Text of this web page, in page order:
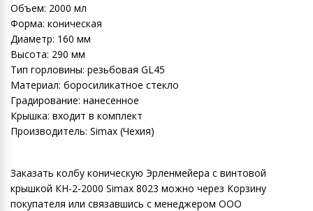
Объем: 2000 мл
Форма: коническая
Диаметр: 160 мм
Высота: 290 мм
Тип горловины: резьбовая GL45
Материал: боросиликатное стекло
Градирование: нанесенное
Крышка: входит в комплект
Производитель: Simax (Чехия)
Заказать колбу коническую Эрленмейера с винтовой
крышкой КН-2-2000 Simax 8023 можно через Корзину
покупателя или связавшись с менеджером ООО